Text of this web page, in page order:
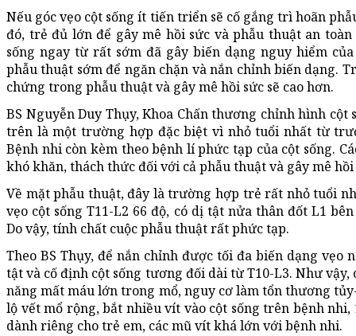
Nếu góc vẹo cột sống ít tiến triển sẽ cố gắng trì hoãn
đó, trẻ đủ lớn để gây mê hồi sức và phẫu thuật an
sống ngay từ rất sớm đã gây biến dạng nguy hiểm
phẫu thuật sớm để ngăn chặn và nắn chỉnh biến dạng.
chứng trong phẫu thuật và gây mê hồi sức sẽ cao hơn.
BS Nguyễn Duy Thụy, Khoa Chấn thương chỉnh hình
trên là một trường hợp đặc biệt vì nhỏ tuổi nhất từ
Bệnh nhi còn kèm theo bệnh lí phức tạp của cột sống.
khó khăn, thách thức đối với cả phẫu thuật và gây mê
Về mặt phẫu thuật, đây là trường hợp trẻ rất nhỏ tuổi
vẹo cột sống T11-L2 66 độ, có dị tật nửa thân đốt L1
Do vậy, tính chất cuộc phẫu thuật rất phức tạp.
Theo BS Thụy, để nắn chỉnh được tối đa biến dạng
tật và cố định cột sống tương đối dài từ T10-L3. Như
năng mất máu lớn trong mổ, nguy cơ làm tổn thương
lộ vết mổ rộng, bắt nhiều vít vào cột sống trên bệnh
dành riêng cho trẻ em, các mũ vít khá lớn với bệnh nhi.